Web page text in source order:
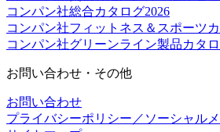
コンパン社総合カタログ2026
コンパン社フィットネス＆スポーツ
コンパン社グリーンライン製品カタ
お問い合わせ・その他
お問い合わせ
プライバシーポリシー／ソーシャル